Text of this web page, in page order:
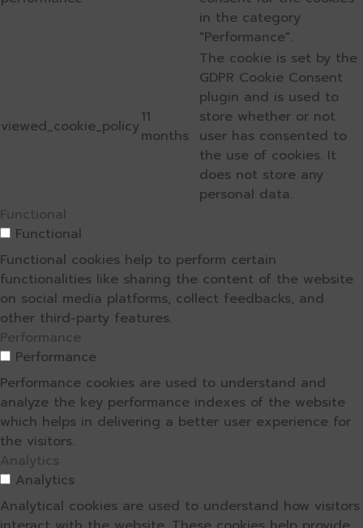
in the category
"Performance".
viewed_cookie_policy11
months
The cookie is set by the
GDPR Cookie Consent
plugin and is used to
store whether or not
user has consented to
the use of cookies. It
does not store any
personal data.
Functional
Functional
Functional cookies help to perform certain
functionalities like sharing the content of the website
on social media platforms, collect feedbacks, and
other third-party features.
Performance
Performance
Performance cookies are used to understand and
analyze the key performance indexes of the website
which helps in delivering a better user experience for
the visitors.
Analytics
Analytics
Analytical cookies are used to understand how visitors